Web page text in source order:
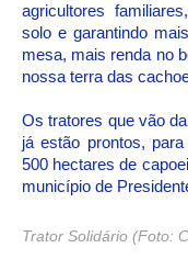
agricultores
solo e garantindo
mesa, mais renda no
nossa terra das
Os tratores que vão
já estão prontos,
500 hectares de
município de
Trator Solidário (Foto: